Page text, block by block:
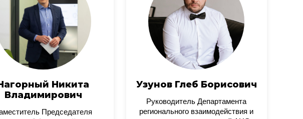
Никита
Владимирович
Председателя
Узунов Глеб Борисович
Руководитель Департамента
регионального взаимодействия и